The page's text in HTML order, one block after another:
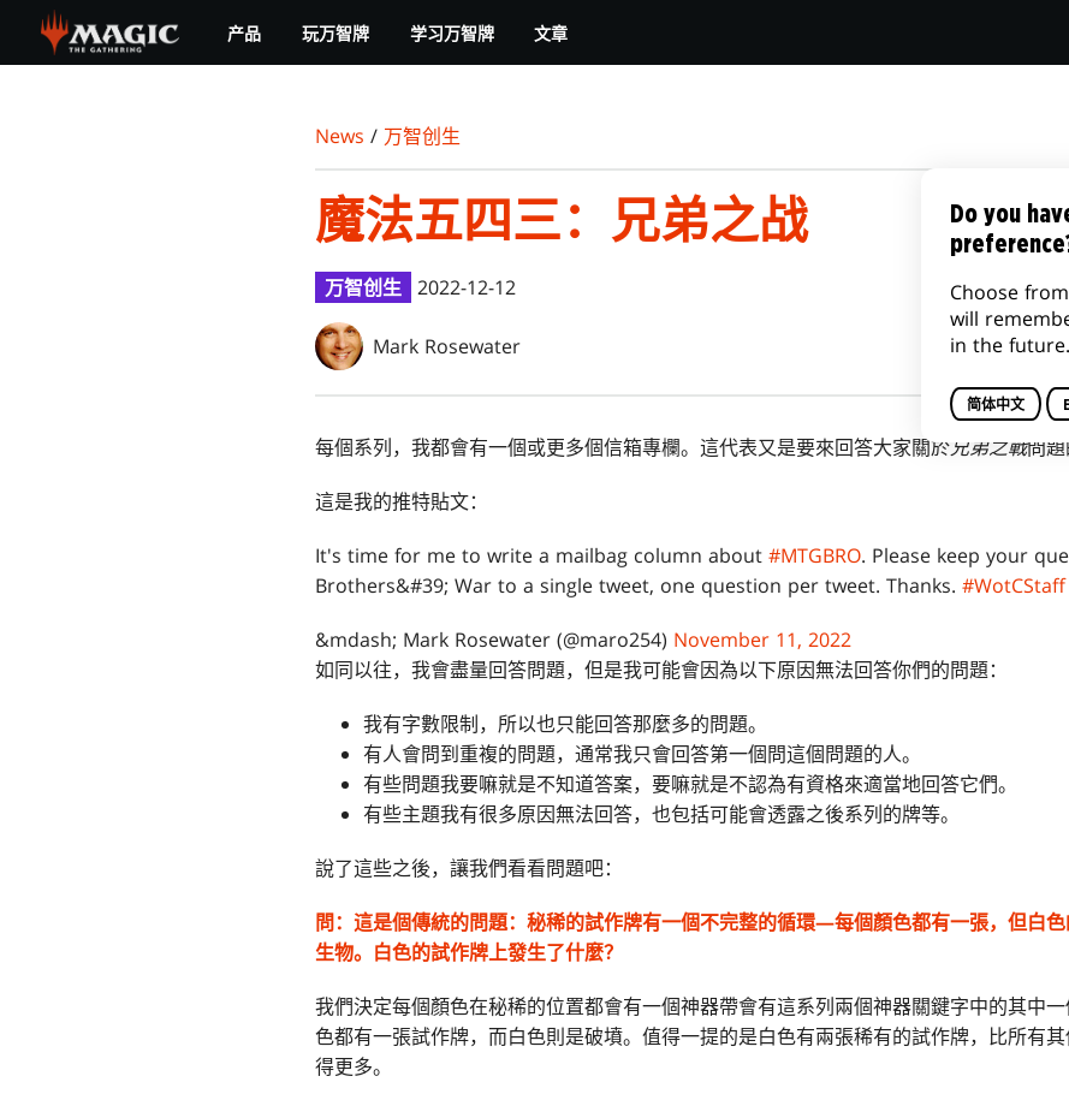
main
产品 玩万智牌 学习万智牌 文章
News / 万智创生
魔法五四三：兄弟之战
万智创生 2022-12-12
Mark Rosewater
每個系列，我都會有一個或更多個信箱專欄。這代表又是要來回答大家關於兄弟之戰問題
這是我的推特貼文：
It's time for me to write a mailbag column about #MTGBRO. Please keep your
Brothers&#39; War to a single tweet, one question per tweet. Thanks. #WotCStaff
&mdash; Mark Rosewater (@maro254) November 11, 2022
如同以往，我會盡量回答問題，但是我可能會因為以下原因無法回答你們的問題：
我有字數限制，所以也只能回答那麼多的問題。
有人會問到重複的問題，通常我只會回答第一個問這個問題的人。
有些問題我要嘛就是不知道答案，要嘛就是不認為有資格來適當地回答它們。
有些主題我有很多原因無法回答，也包括可能會透露之後系列的牌等。
說了這些之後，讓我們看看問題吧：
問： 這是個傳統的問題：秘稀的試作牌有一個不完整的循環—每個顏色都有一張，但白
生物。白色的試作牌上發生了什麼？
我們決定每個顏色在秘稀的位置都會有一個神器帶會有這系列兩個神器關鍵字中的其中
色都有一張試作牌，而白色則是破墳。值得一提的是白色有兩張稀有的試作牌，比所有
得更多。
Do you
Choose
will
in the future.
简体中文